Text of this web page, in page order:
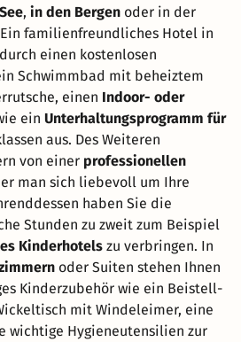
, in den Bergen oder in der
familienfreundliches Hotel in
einen kostenlosen
Schwimmbad mit beheiztem
einen Indoor- oder
ein Unterhaltungsprogramm für
aus. Des Weiteren
von einer professionellen
man sich liebevoll um Ihre
haben Sie die
Stunden zu zweit zum Beispiel
Kinderhotels zu verbringen. In
oder Suiten stehen Ihnen
Kinderzubehör wie ein Beistell-
mit Windeleimer, eine
wichtige Hygieneutensilien zur